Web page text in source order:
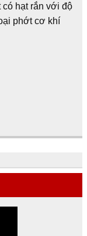
có hạt rắn với độ
phớt cơ khí